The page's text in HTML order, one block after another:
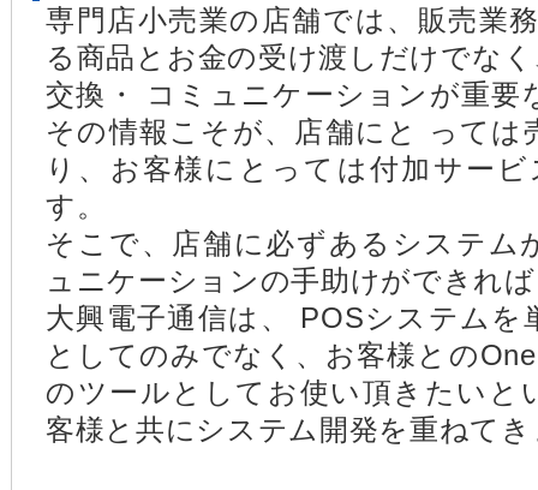
専門店小売業の店舗では、販売業
る商品とお金の受け渡しだけでな
交換・ コミュニケーションが重要
その情報こそが、店舗にと っては
り、お客様にとっては付加サー
す。
そこで、店舗に必ずあるシステム
ュニケーションの手助けができれ
大興電子通信は、 POSシステムを
としてのみでなく、お客様との
のツールとしてお使い頂きたいと
客様と共にシステム開発を重ねて